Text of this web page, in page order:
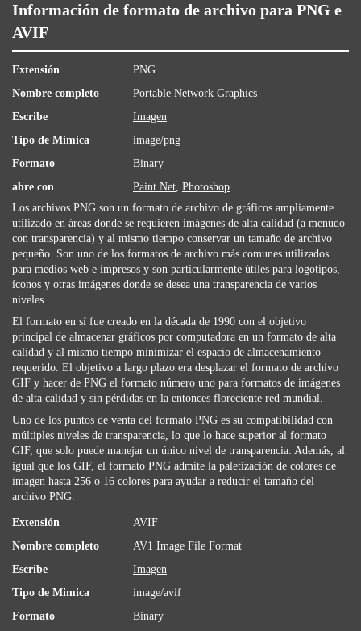
Información de formato de archivo para PNG e
AVIF
Extensión
PNG
Nombre completo
Portable Network Graphics
Escribe
Imagen
Tipo de Mimica
image/png
Formato
Binary
abre con
Paint.Net, Photoshop
Los archivos PNG son ​​un formato de archivo de gráficos ampliamente
utilizado en áreas donde se requieren imágenes de alta calidad (a menudo
con transparencia) y al mismo tiempo conservar un tamaño de archivo
pequeño. Son uno de los formatos de archivo más comunes utilizados
para medios web e impresos y son particularmente útiles para logotipos,
íconos y otras imágenes donde se desea una transparencia de varios
niveles.
El formato en sí fue creado en la década de 1990 con el objetivo
principal de almacenar gráficos por computadora en un formato de alta
calidad y al mismo tiempo minimizar el espacio de almacenamiento
requerido. El objetivo a largo plazo era desplazar el formato de archivo
GIF y hacer de PNG el formato número uno para formatos de imágenes
de alta calidad y sin pérdidas en la entonces floreciente red mundial.
Uno de los puntos de venta del formato PNG es su compatibilidad con
múltiples niveles de transparencia, lo que lo hace superior al formato
GIF, que solo puede manejar un único nivel de transparencia. Además, al
igual que los GIF, el formato PNG admite la paletización de colores de
imagen hasta 256 o 16 colores para ayudar a reducir el tamaño del
archivo PNG.
Extensión
AVIF
Nombre completo
AV1 Image File Format
Escribe
Imagen
Tipo de Mimica
image/avif
Formato
Binary